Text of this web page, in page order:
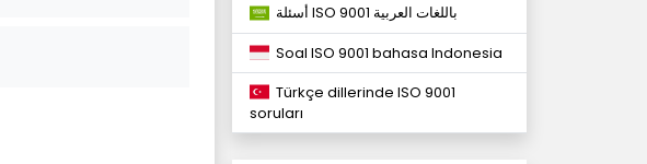
أسئلة ISO 9001 باللغات العربية
Soal ISO 9001 bahasa Indonesia
Türkçe dillerinde ISO 9001
soruları